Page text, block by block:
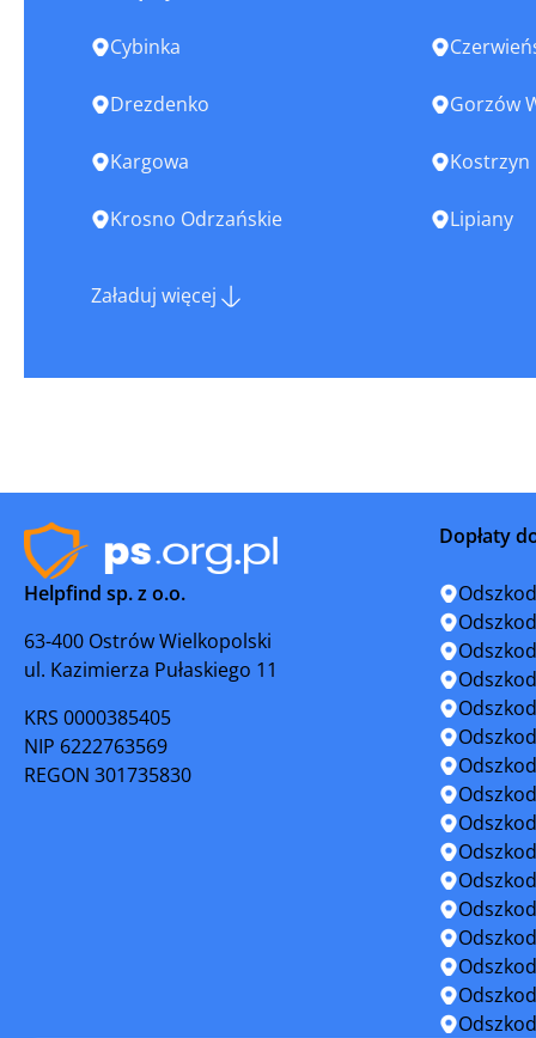
Cybinka
Drezdenko Gorzów
Kargowa Kostrzyn
Krosno Odrzańskie Lipiany
Świebodzin
Żagań Żary
Załaduj więcej
Helpfind sp. z o.o.
63-400 Ostrów Wielkopolski
ul. Kazimierza Pułaskiego 11
KRS 0000385405
NIP 6222763569
REGON 301735830
Dopłaty